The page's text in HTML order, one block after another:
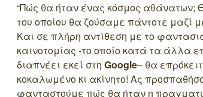
“Πώς θα ήταν ένας κόσμος αθάνατων;
του οποίου θα ζούσαμε πάντοτε μαζί
Και σε πλήρη αντίθεση με το
καινοτομίας -το οποίο κατά τα άλλα
διαπνέει εκεί στη Google– θα
κοκαλωμένο κι ακίνητο! Ας
φανταστούμε πώς θα ήταν η